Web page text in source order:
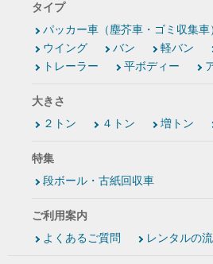
タイプ
パッカー車（塵芥車・ゴミ収集車
ウイング
バン 軽バン
トレーラー
平ボディー
大きさ
２トン
４トン 増トン
特集
段ボール・古紙回収車
ご利用案内
よくあるご質問
レンタルの